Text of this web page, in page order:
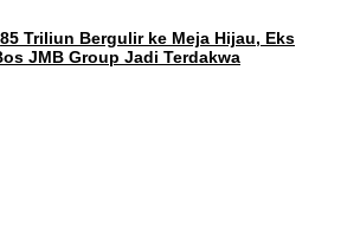
Triliun Bergulir ke Meja Hijau, Eks
JMB Group Jadi Terdakwa